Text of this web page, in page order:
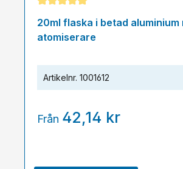
Genomsnittligt betyg på 5 av 5
20ml flaska i betad aluminium
atomiserare
Artikelnr. 1001612
Från 42,14 kr